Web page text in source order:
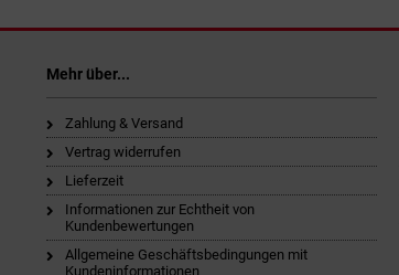
Mehr über...
Zahlung & Versand
Vertrag widerrufen
Lieferzeit
Informationen zur Echtheit von
Kundenbewertungen
Allgemeine Geschäftsbedingungen mit
Kundeninformationen